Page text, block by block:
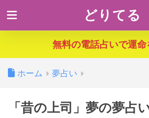
どりてる
無料の電話占いで運命
ホーム 夢占い
「昔の上司」夢の夢占